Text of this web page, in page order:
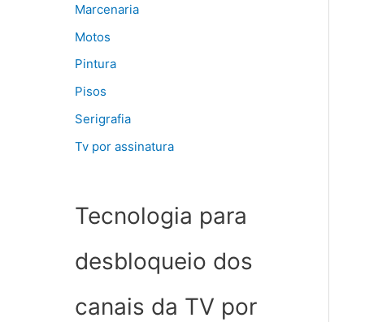
Marcenaria
Motos
Pintura
Pisos
Serigrafia
Tv por assinatura
Tecnologia para
desbloqueio dos
canais da TV por